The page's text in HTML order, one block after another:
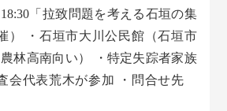
「拉致問題を考える石垣の集
） ・石垣市大川公民館（石垣市
林高南向い） ・特定失踪者家族
会代表荒木が参加 ・問合せ先